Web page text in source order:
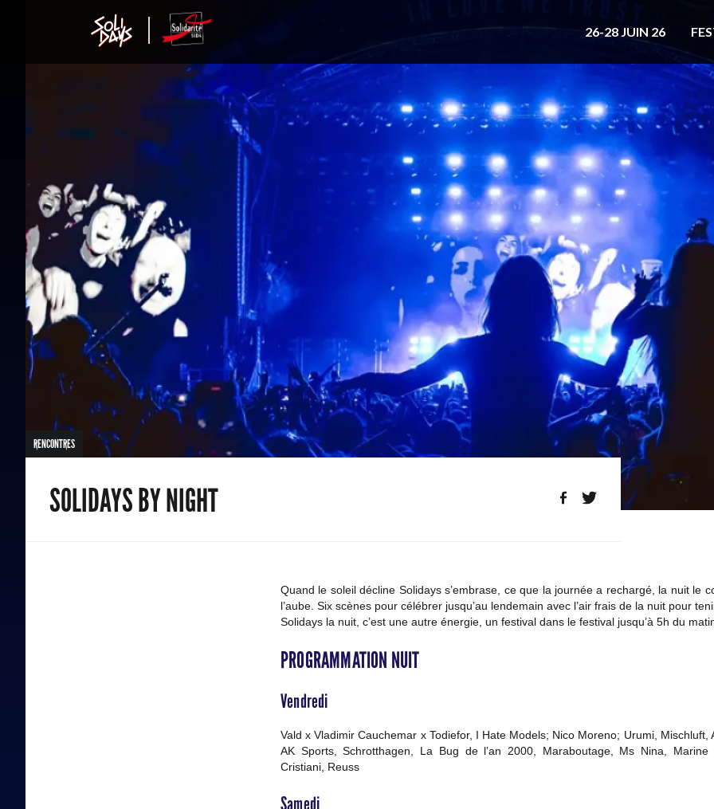
26-28 JUIN 26
RENCONTRES
SOLIDAYS BY NIGHT
Quand le soleil décline Solidays s’embrase, ce que la journée a rechargé, la nuit le
l’aube. Six scènes pour célébrer jusqu’au lendemain avec l’air frais de la nuit pour
Solidays la nuit, c’est une autre énergie, un festival dans le festival jusqu’à 5h du
PROGRAMMATION NUIT
Vendredi
Vald x Vladimir Cauchemar x Todiefor, I Hate Models; Nico Moreno; Urumi, Mischluft,
AK Sports, Schrotthagen, La Bug de l’an 2000, Maraboutage, Ms Nina, Marine
Cristiani, Reuss
Samedi